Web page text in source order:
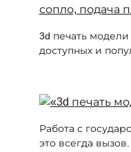
3d печать
доступных и
Работа с
это всегда вызов.